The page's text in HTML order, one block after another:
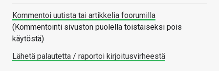
Kommentoi uutista tai artikkelia foorumilla
(Kommentointi sivuston puolella toistaiseksi pois
käytöstä)
Lähetä palautetta / raportoi kirjoitusvirheestä